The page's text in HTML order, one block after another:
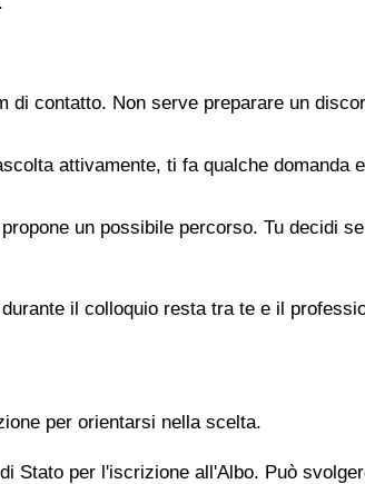
di contatto. Non serve preparare un
attivamente, ti fa qualche domanda
un possibile percorso. Tu decidi
il colloquio resta tra te e il
per orientarsi nella scelta.
Stato per l'iscrizione all'Albo. Può